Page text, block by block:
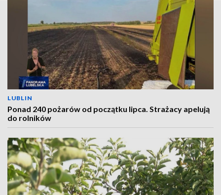
LUBLIN
Ponad 240 pożarów od początku lipca. Strażacy apelują
do rolników